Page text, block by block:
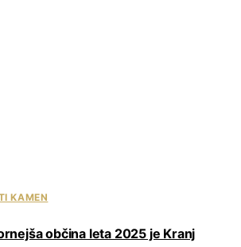
KAMEN
občina leta 2025 je Kranj